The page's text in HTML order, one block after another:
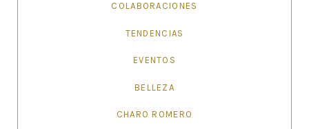
COLABORACIONES
TENDENCIAS
EVENTOS
BELLEZA
CHARO ROMERO